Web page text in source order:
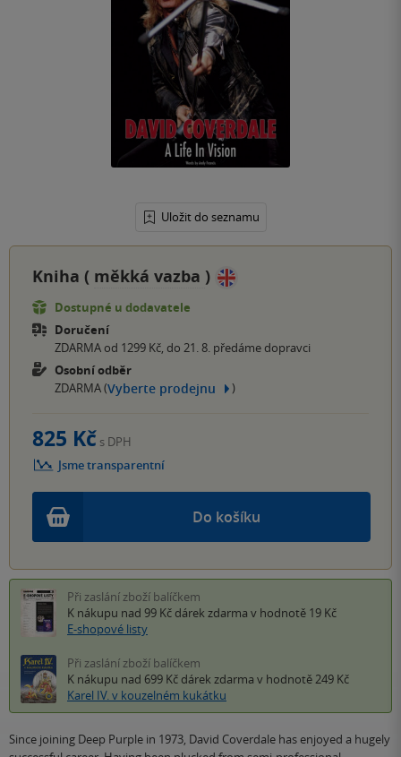
Uložit do seznamu
Kniha ( měkká vazba )
Dostupné u dodavatele
Doručení
ZDARMA od 1299 Kč, do 21. 8. předáme dopravci
Osobní odběr
ZDARMA (Vyberte prodejnu )
Do košíku
825 Kč s DPH
Jsme transparentní
Při zaslání zboží balíčkem
K nákupu nad 99 Kč dárek zdarma v hodnotě 19 Kč
E-shopové listy
Při zaslání zboží balíčkem
K nákupu nad 699 Kč dárek zdarma v hodnotě 249 Kč
Karel IV. v kouzelném kukátku
Since joining Deep Purple in 1973, David Coverdale has enjoyed a hugely